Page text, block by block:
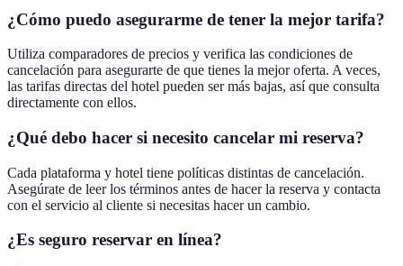
¿Cómo puedo asegurarme de tener la mejor tarifa?
Utiliza comparadores de precios y verifica las condiciones de
cancelación para asegurarte de que tienes la mejor oferta. A veces,
las tarifas directas del hotel pueden ser más bajas, así que consulta
directamente con ellos.
¿Qué debo hacer si necesito cancelar mi reserva?
Cada plataforma y hotel tiene políticas distintas de cancelación.
Asegúrate de leer los términos antes de hacer la reserva y contacta
con el servicio al cliente si necesitas hacer un cambio.
¿Es seguro reservar en línea?